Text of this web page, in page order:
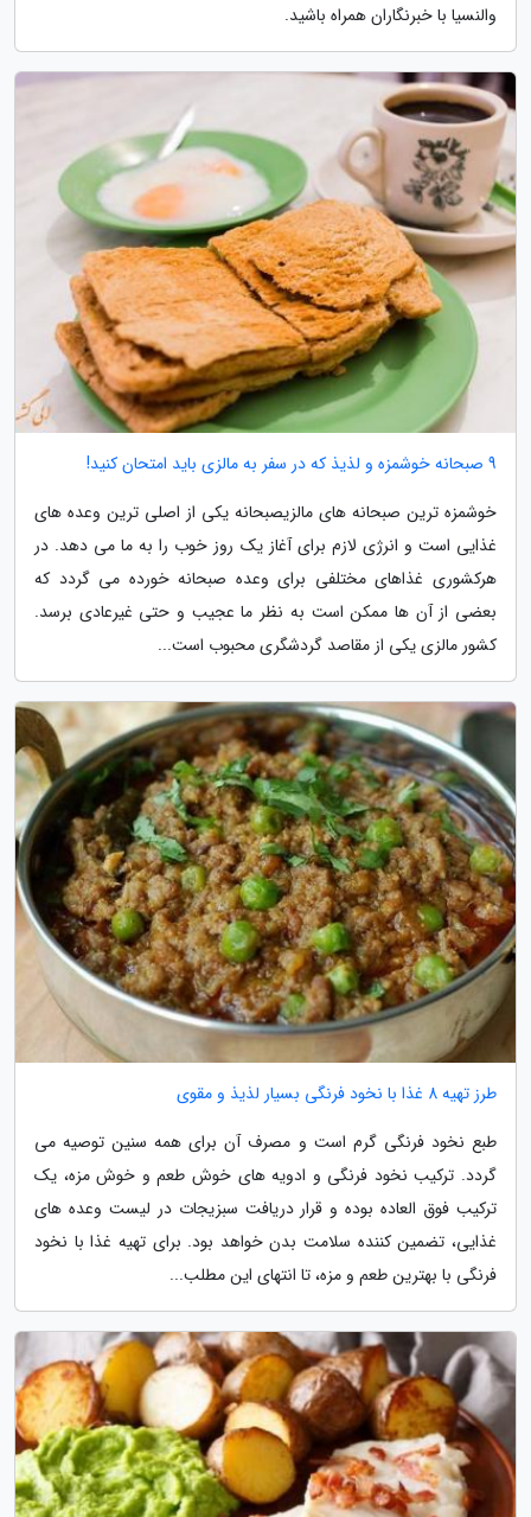
والنسیا با خبرنگاران همراه باشید.
9 صبحانه خوشمزه و لذیذ که در سفر به مالزی باید امتحان کنید!
خوشمزه ترین صبحانه های مالزیصبحانه یکی از اصلی ترین وعده های
غذایی است و انرژی لازم برای آغاز یک روز خوب را به ما می دهد. در
هرکشوری غذاهای مختلفی برای وعده صبحانه خورده می گردد که
بعضی از آن ها ممکن است به نظر ما عجیب و حتی غیرعادی برسد.
کشور مالزی یکی از مقاصد گردشگری محبوب است...
طرز تهیه 8 غذا با نخود فرنگی بسیار لذیذ و مقوی
طبع نخود فرنگی گرم است و مصرف آن برای همه سنین توصیه می
گردد. ترکیب نخود فرنگی و ادویه های خوش طعم و خوش مزه، یک
ترکیب فوق العاده بوده و قرار دریافت سبزیجات در لیست وعده های
غذایی، تضمین کننده سلامت بدن خواهد بود. برای تهیه غذا با نخود
فرنگی با بهترین طعم و مزه، تا انتهای این مطلب...